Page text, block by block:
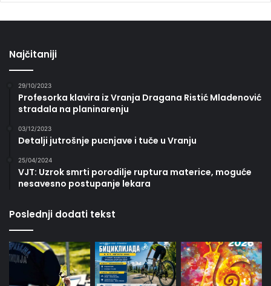
Najčitaniji
29/10/2023
Profesorka klavira iz Vranja Dragana Ristić Mladenović
stradala na planinarenju
03/12/2023
Detalji jutrošnje pucnjave i tuče u Vranju
25/04/2024
VJT: Uzrok smrti porodilje ruptura materice, moguće
nesavesno postupanje lekara
Poslednji dodati tekst